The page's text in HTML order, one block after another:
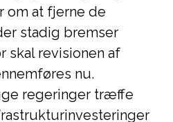
at fjerne de
stadig bremser
skal revisionen af
nu.
regeringer træffe